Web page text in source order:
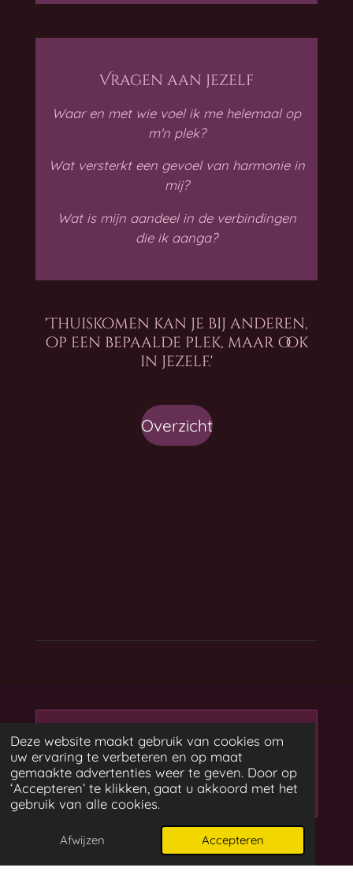
Deze website maakt gebruik van cookies om
uw ervaring te verbeteren en op maat
gemaakte advertenties weer te geven. Door op
‘Accepteren’ te klikken, gaat u akkoord met het
gebruik van alle cookies.
Afwijzen Accepteren
Vragen aan jezelf
Waar en met wie voel ik me helemaal op
m'n plek?
Wat versterkt een gevoel van harmonie in
mij?
Wat is mijn aandeel in de verbindingen
die ik aanga?
'Thuiskomen kan je bij anderen,
op een bepaalde plek, maar ook
in jezelf.'
Overzicht
Maak jouw eigen website
met
Webador